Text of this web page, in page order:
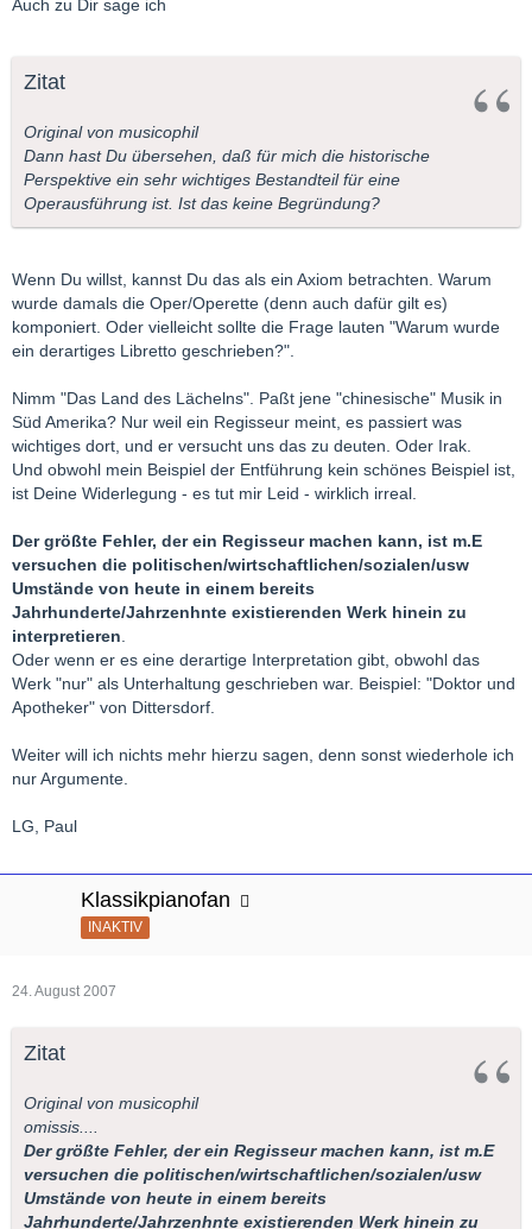
Auch zu Dir sage ich
Zitat
Original von musicophil
Dann hast Du übersehen, daß für mich die historische
Perspektive ein sehr wichtiges Bestandteil für eine
Operausführung ist. Ist das keine Begründung?
Wenn Du willst, kannst Du das als ein Axiom betrachten. Warum
wurde damals die Oper/Operette (denn auch dafür gilt es)
komponiert. Oder vielleicht sollte die Frage lauten "Warum wurde
ein derartiges Libretto geschrieben?".
Nimm "Das Land des Lächelns". Paßt jene "chinesische" Musik in
Süd Amerika? Nur weil ein Regisseur meint, es passiert was
wichtiges dort, und er versucht uns das zu deuten. Oder Irak.
Und obwohl mein Beispiel der Entführung kein schönes Beispiel ist,
ist Deine Widerlegung - es tut mir Leid - wirklich irreal.
Der größte Fehler, der ein Regisseur machen kann, ist m.E
versuchen die politischen/wirtschaftlichen/sozialen/usw
Umstände von heute in einem bereits
Jahrhunderte/Jahrzenhnte existierenden Werk hinein zu
interpretieren
Oder wenn er es eine derartige Interpretation gibt, obwohl das
Werk "nur" als Unterhaltung geschrieben war. Beispiel: "Doktor und
Apotheker" von Dittersdorf.
Weiter will ich nichts mehr hierzu sagen, denn sonst wiederhole ich
nur Argumente.
LG, Paul
Klassikpianofan
INAKTIV
24. August 2007
Zitat
Original von musicophil
omissis....
Der größte Fehler, der ein Regisseur machen kann, ist m.E
versuchen die politischen/wirtschaftlichen/sozialen/usw
Umstände von heute in einem bereits
Jahrhunderte/Jahrzenhnte existierenden Werk hinein zu